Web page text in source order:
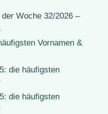
Woche 32/2026 –
Vornamen &
die häufigsten
die häufigsten